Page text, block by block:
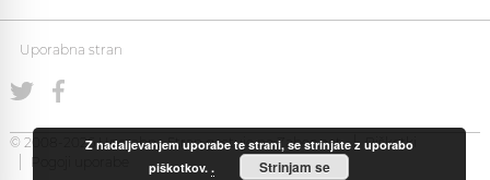
Uporabna stran
© 2008-2026 Uporabna Stran gostuje naZabec.net
Piškotki
Pogoji uporabe
Z nadaljevanjem uporabe te strani, se strinjate z uporabo
piškotkov.. Strinjam se